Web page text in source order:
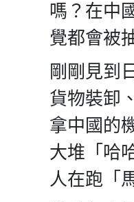
嗎？在中
覺都會被
剛剛見到
貨物裝卸
拿中國的
大堆「哈
人在跑「